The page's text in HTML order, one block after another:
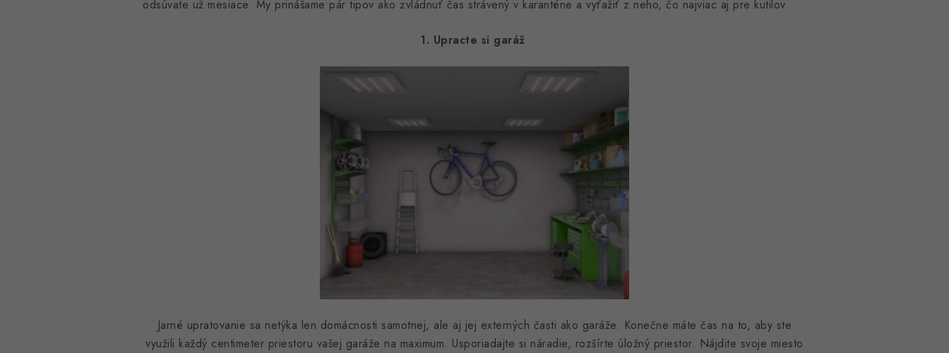
odsúvate už mesiace. My prinášame pár tipov ako zvládnuť čas strávený v karanténe a vyťažiť z neho, čo najviac aj pre kutilov.
1. Upracte si garáž
Jarné upratovanie sa netýka len domácnosti samotnej, ale aj jej externých časti ako garáže. Konečne máte čas na to, aby ste
využili každý centimeter priestoru vašej garáže na maximum. Usporiadajte si náradie, rozšírte úložný priestor. Nájdite svoje miesto